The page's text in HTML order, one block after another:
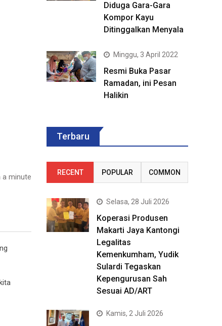
minute
Diduga Gara-Gara
Kompor Kayu
Ditinggalkan Menyala
Minggu, 3 April 2022
Resmi Buka Pasar
Ramadan, ini Pesan
Halikin
Terbaru
RECENT POPULAR COMMON
Selasa, 28 Juli 2026
Koperasi Produsen
Makarti Jaya Kantongi
Legalitas
Kemenkumham, Yudik
Sulardi Tegaskan
Kepengurusan Sah
Sesuai AD/ART
Kamis, 2 Juli 2026